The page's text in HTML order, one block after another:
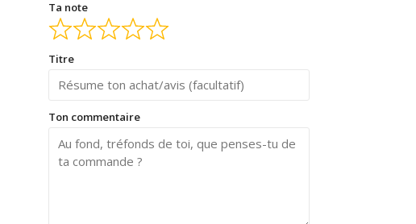
Ta note
Titre
Ton commentaire